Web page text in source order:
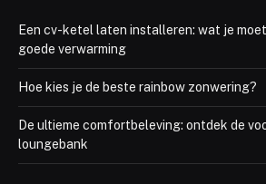
Een cv-ketel laten installeren: wat je
goede verwarming
Hoe kies je de beste rainbow zonwering?
De ultieme comfortbeleving: ontdek de
loungebank